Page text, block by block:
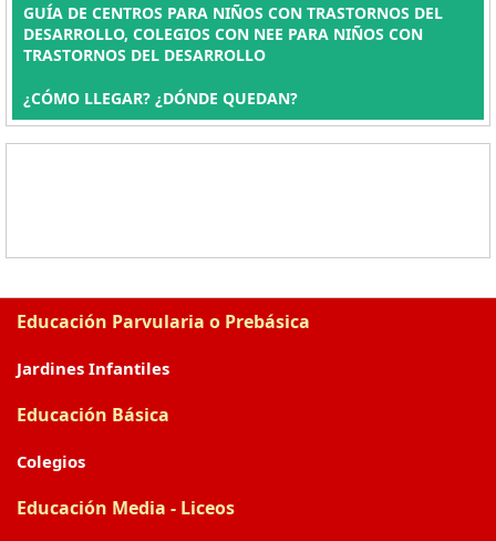
GUÍA DE CENTROS PARA NIÑOS CON TRASTORNOS DEL
DESARROLLO, COLEGIOS CON NEE PARA NIÑOS CON
TRASTORNOS DEL DESARROLLO
¿CÓMO LLEGAR? ¿DÓNDE QUEDAN?
Educación Parvularia o Prebásica
Jardines Infantiles
Educación Básica
Colegios
Educación Media - Liceos